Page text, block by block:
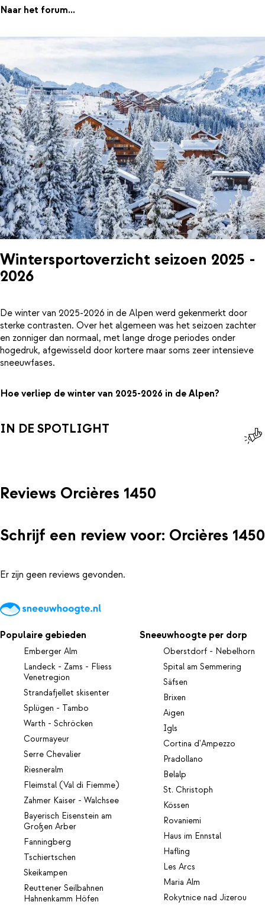
Naar het forum...
Wintersportoverzicht seizoen 2025 -
2026
De winter van 2025-2026 in de Alpen werd gekenmerkt door
sterke contrasten. Over het algemeen was het seizoen zachter
en zonniger dan normaal, met lange droge periodes onder
hogedruk, afgewisseld door kortere maar soms zeer intensieve
sneeuwfases.
Hoe verliep de winter van 2025-2026 in de Alpen?
IN DE SPOTLIGHT
Reviews Orcières 1450
Schrijf een review voor: Orcières 1450
Er zijn geen reviews gevonden.
Populaire gebieden
Emberger Alm
Landeck - Zams - Fliess
Venetregion
Strandafjellet skisenter
Splügen - Tambo
Warth - Schröcken
Courmayeur
Serre Chevalier
Riesneralm
Fleimstal (Val di Fiemme)
Zahmer Kaiser - Walchsee
Bayerisch Eisenstein am
Großen Arber
Fanningberg
Tschiertschen
Skeikampen
Reuttener Seilbahnen
Hahnenkamm Höfen
Sneeuwhoogte per dorp
Oberstdorf - Nebelhorn
Spital am Semmering
Säfsen
Brixen
Aigen
Igls
Cortina d'Ampezzo
Pradollano
Belalp
St. Christoph
Kössen
Rovaniemi
Haus im Ennstal
Hafling
Les Arcs
Maria Alm
Rokytnice nad Jizerou